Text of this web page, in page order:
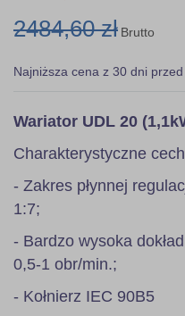
2484,60 zł Brutto
Najniższa cena z 30 dni
Wariator UDL 20
Charakterystyczne
- Zakres płynnej
1:7;
- Bardzo wysoka
0,5-1 obr/min.;
- Kołnierz IEC 90B5